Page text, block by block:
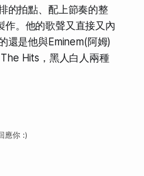
的拍點、配上節奏的整
。他的歌聲又直接又內
還是他與Eminem(阿姆)
Hits，黑人白人兩種
應你 :)